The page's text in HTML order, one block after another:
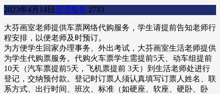
2023年4月14日 管理服务 2733
大芬画室老师提供车票网络代购服务，学生请提前告知老师行
程安排，以便老师及时预订。
为方便学生回家办理事务、外出考试，大芬画室生活老师提供
为学生代购票服务。代购火车票学生需提前5天、动车组提前
10天（汽车票提前5天，飞机票提前 3天）到生活老师处进行
登记，交纳预付款。登记时订票人须认真填写订票人姓名、联
系方式、出行时间、班次、标准（如硬座、软座、硬卧、卧